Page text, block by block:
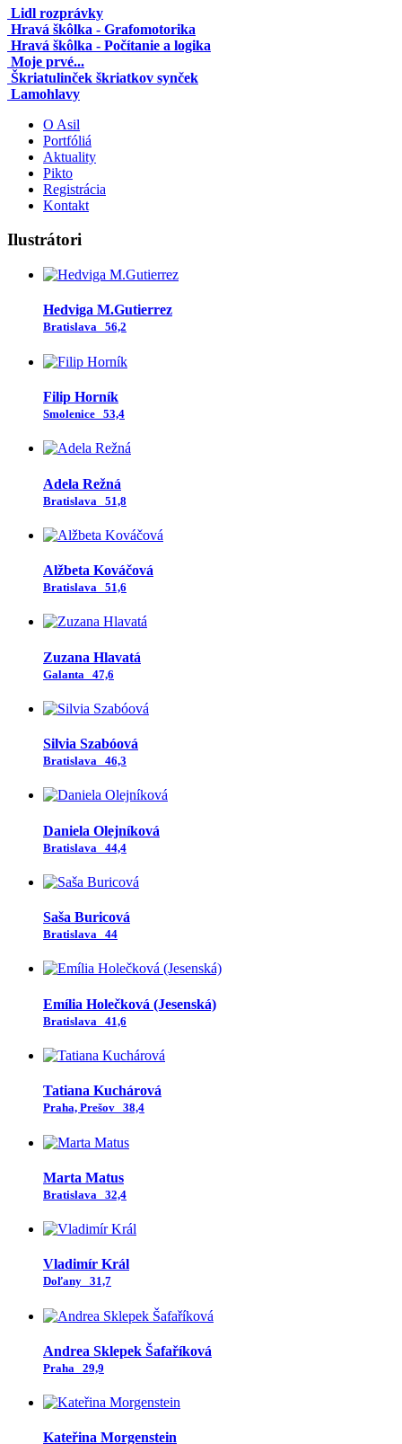
Lidl rozprávky
Hravá škôlka - Grafomotorika
Hravá škôlka - Počítanie a logika
Moje prvé...
Škriatulinček škriatkov synček
Lamohlavy
O Asil
Portfóliá
Aktuality
Pikto
Registrácia
Kontakt
Ilustrátori
Hedviga M.Gutierrez
Bratislava 56,2
Filip Horník
Smolenice 53,4
Adela Režná
Bratislava 51,8
Alžbeta Kováčová
Bratislava 51,6
Zuzana Hlavatá
Galanta 47,6
Silvia Szabóová
Bratislava 46,3
Daniela Olejníková
Bratislava 44,4
Saša Buricová
Bratislava 44
Emília Holečková (Jesenská)
Bratislava 41,6
Tatiana Kuchárová
Praha, Prešov 38,4
Marta Matus
Bratislava 32,4
Vladimír Král
Doľany 31,7
Andrea Sklepek Šafaříková
Praha 29,9
Kateřina Morgenstein